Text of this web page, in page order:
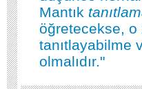
Mantık
öğretecekse,
tanıtlayabilme
olmalıdır."